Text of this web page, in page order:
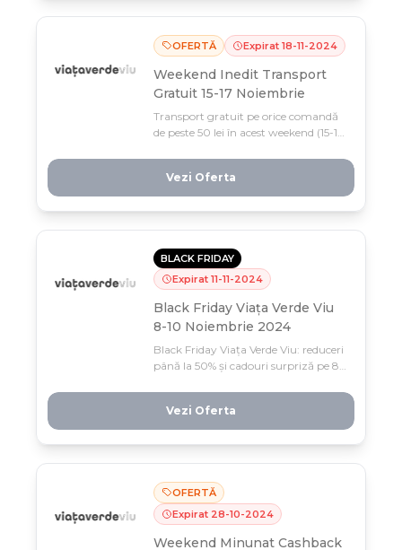
OFERTĂ Expirat 18-11-2024
Weekend Inedit Transport
Gratuit 15-17 Noiembrie
Transport gratuit pe orice comandă
de peste 50 lei în acest weekend (15-17
active acum în magazin.
Vezi Oferta
BLACK FRIDAY
Expirat 11-11-2024
Black Friday Viața Verde Viu
8-10 Noiembrie 2024
Black Friday Viața Verde Viu: reduceri
până la 50% și cadouri surpriză pe 8-
anului, doar o fereastră limitată
pentru ofertele neegalate.
Vezi Oferta
OFERTĂ
Expirat 28-10-2024
Weekend Minunat Cashback